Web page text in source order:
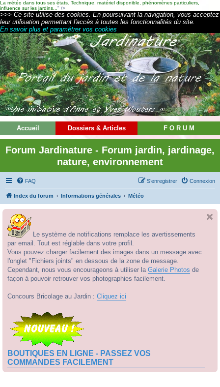
La météo dans tous ses états. Technique, matériel disponible, phénomènes particuliers,
influence sur les jardins... " />
>>> Ce site utilise des cookies. En poursuivant la navigation, vous acceptez
leur utilisation permettant l'accès à toutes les fonctionnalités du site.
En savoir plus et paramétrer vos cookies
Accueil Dossiers & Articles F O R U M
Forum Jardinature - Forum jardin, jardinage,
nature, environnement
FAQ Connexion
S’enregistrer
Index du forum Informations générales Météo
Le système de notifications remplace les avertissements
par email. Tout est réglable dans votre profil.
Vous pouvez charger facilement des images dans un message avec
l'onglet "Fichiers joints" en dessous de la zone de message.
Cependant, nous vous encourageons à utiliser la Galerie Photos de
façon à pouvoir retrouver vos photographies facilement.
Concours Bricolage au Jardin : Cliquez ici
BOUTIQUES EN LIGNE - PASSEZ VOS
COMMANDES FACILEMENT